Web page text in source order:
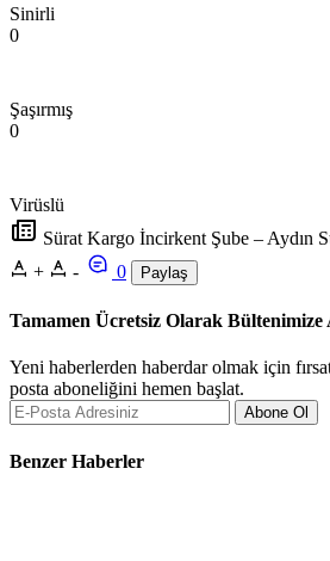
Sinirli
0
Şaşırmış
0
Virüslü
Sürat Kargo İncirkent Şube – Aydın
+
- 0 Paylaş
Tamamen Ücretsiz Olarak
Yeni haberlerden haberdar olmak için
posta aboneliğini hemen başlat.
Abone Ol
Benzer Haberler